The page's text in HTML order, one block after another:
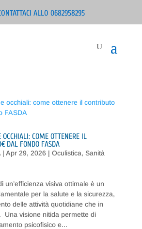
ALLO 0682958295
COME OTTENERE IL
DAL FONDO FASDA
| Apr 29, 2026 | Oculistica, Sanità
un’efficienza visiva ottimale è un
per la salute e la sicurezza,
delle attività quotidiane che in
Una visione nitida permette di
psicofisico e...